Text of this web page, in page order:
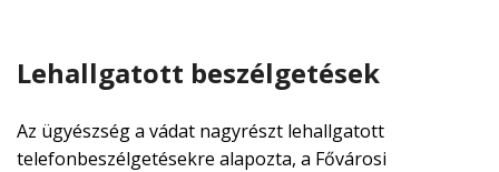
Lehallgatott beszélgetések
Az ügyészség a vádat nagyrészt lehallgatott
telefonbeszélgetésekre alapozta, a Fővárosi